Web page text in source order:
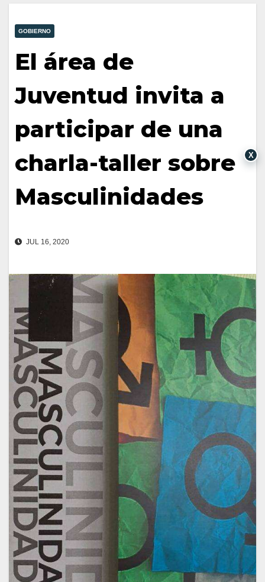
GOBIERNO
El área de
Juventud invita a
participar de una
charla-taller sobre
Masculinidades
JUL 16, 2020
X